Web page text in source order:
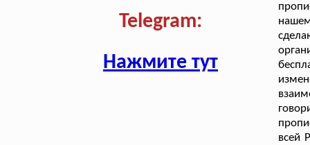
Telegram:
Нажмите тут
всей